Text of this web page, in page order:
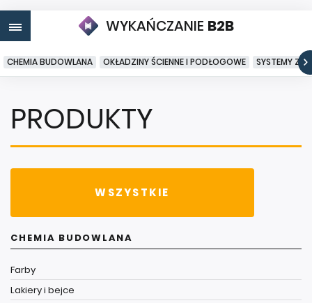
WYKAŃCZANIE B2B
CHEMIA BUDOWLANA OKŁADZINY ŚCIENNE I PODŁOGOWE SYSTEMY
PRODUKTY
WSZYSTKIE
CHEMIA BUDOWLANA
Farby
Lakiery i bejce